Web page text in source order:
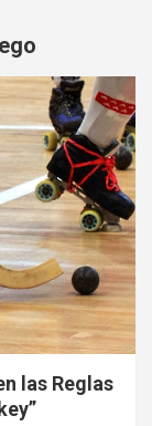
las Reglas